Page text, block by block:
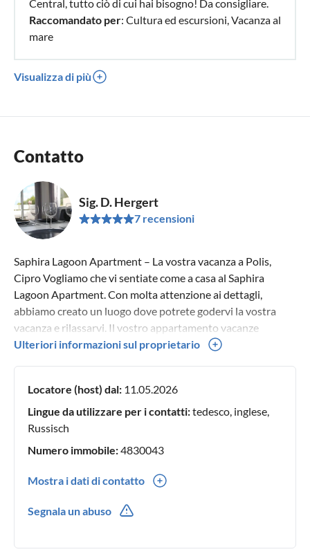
Central, tutto ciò di cui hai bisogno! Da consigliare.
Raccomandato per: Cultura ed escursioni, Vacanza al
mare
Visualizza di più
Contatto
Sig. D. Hergert
7 recensioni
Saphira Lagoon Apartment – La vostra vacanza a Polis,
Cipro Vogliamo che vi sentiate come a casa al Saphira
Lagoon Apartment. Con molta attenzione ai dettagli,
abbiamo creato un luogo dove potrete godervi la vostra
vacanza e rilassarvi. Il vostro appartamento vacanze
perfetto a Polis, Cipro. Godetevi una vacanza rilassante tra
trilocale per vacanze al piano terra offre: • 2 camere da letto
confortevoli • Cucina completamente attrezzata • Bagno +
WC separato • Luminoso soggiorno • Terrazza privata per
spiaggia e città • Piscina & terrazza • Parcheggio privato •
Aria condizionata in tutti gli ambienti • Appartamento
Ulteriori informazioni sul proprietario
Locatore (host) dal: 11.05.2026
Lingue da utilizzare per i contatti:tedesco, inglese,
Russisch
Numero immobile:4830043
Mostra i dati di contatto
Segnala un abuso